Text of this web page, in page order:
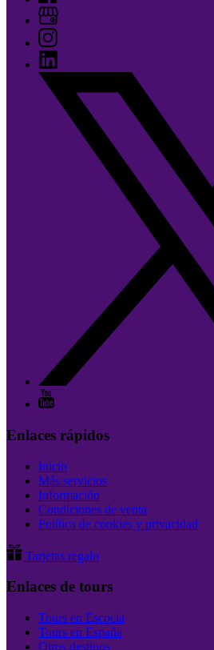
Enlaces rápidos
Inicio
Más servicios
Información
Condiciones de venta
Política de cookies y privacidad
Tarjetas regalo
Enlaces de tours
Tours en Escocia
Tours en España
Otros destinos